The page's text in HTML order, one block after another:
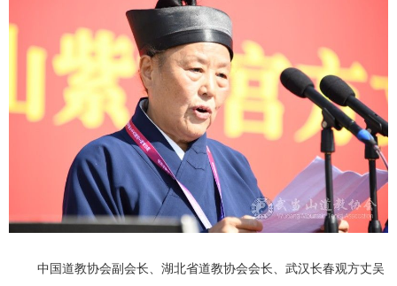
中国道教协会副会长、湖北省道教协会会长、武汉长春观方丈吴